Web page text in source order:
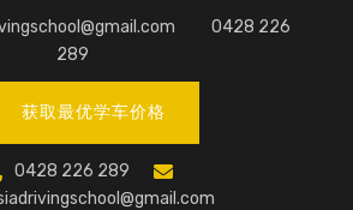
0428 226
289
获取最优学车价格
0428 226 289